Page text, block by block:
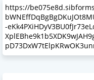
https://
-